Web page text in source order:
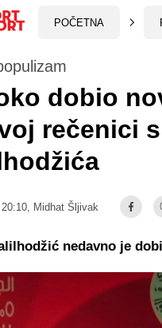
POČETNA
dobio
rečenici
Midhat Šljivak
nedavno je